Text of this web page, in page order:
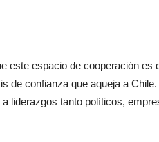
este espacio de cooperación
de confianza que aqueja a
liderazgos tanto políticos,